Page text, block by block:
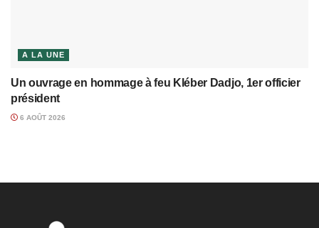
A LA UNE
Un ouvrage en hommage à feu Kléber Dadjo, 1er officier
président
6 AOÛT 2026